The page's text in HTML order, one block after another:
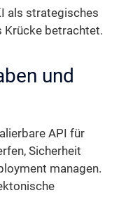
als strategisches
Krücke betrachtet.
und
API für
Sicherheit
managen.